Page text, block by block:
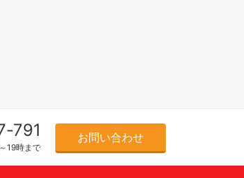
791
19時まで
お問い合わせ